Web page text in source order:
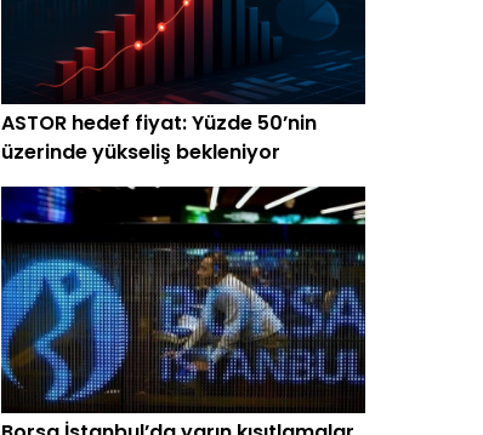
ASTOR hedef fiyat: Yüzde 50’nin
üzerinde yükseliş bekleniyor